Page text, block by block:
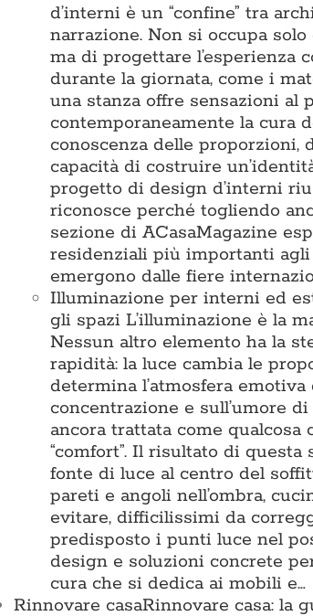
d’interni è un “confine” tra
narrazione. Non si occupa
ma di progettare l’esperienza
durante la giornata, come i
una stanza offre sensazioni al
contemporaneamente la cura
conoscenza delle
capacità di costruire
progetto di design d’interni
riconosce perché togliendo
sezione di ACasaMagazine
residenziali più importanti
emergono dalle fiere
Illuminazione per interni ed
gli spazi L’illuminazione è la
Nessun altro elemento ha la
rapidità: la luce cambia le
determina l’atmosfera
concentrazione e sull’umore
ancora trattata come
“comfort”. Il risultato di
fonte di luce al centro del
pareti e angoli nell’ombra,
evitare, difficilissimi da
predisposto i punti luce nel
design e soluzioni concrete
cura che si dedica ai mobili e…
Rinnovare casaRinnovare casa: la